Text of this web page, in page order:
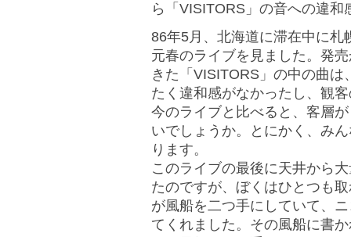
ら「VISITORS」の音への違
86年5月、北海道に滞在中に
元春のライブを見ました。発
きた「VISITORS」の中の曲
たく違和感がなかったし、観
今のライブと比べると、客層
いでしょうか。とにかく、み
ります。
このライブの最後に天井から
たのですが、ぼくはひとつも
が風船を二つ手にしていて、
てくれました。その風船に書